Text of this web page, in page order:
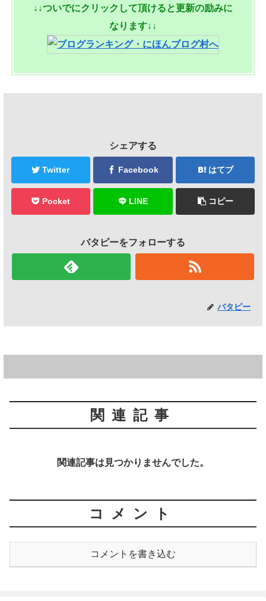
↓↓ついでにクリックして頂けると更新の励みに
なります↓↓
シェアする
Twitter Facebook はてブ
Pocket LINE コピー
バタピーをフォローする
バタピー
関連記事
関連記事は見つかりませんでした。
コメント
コメントを書き込む